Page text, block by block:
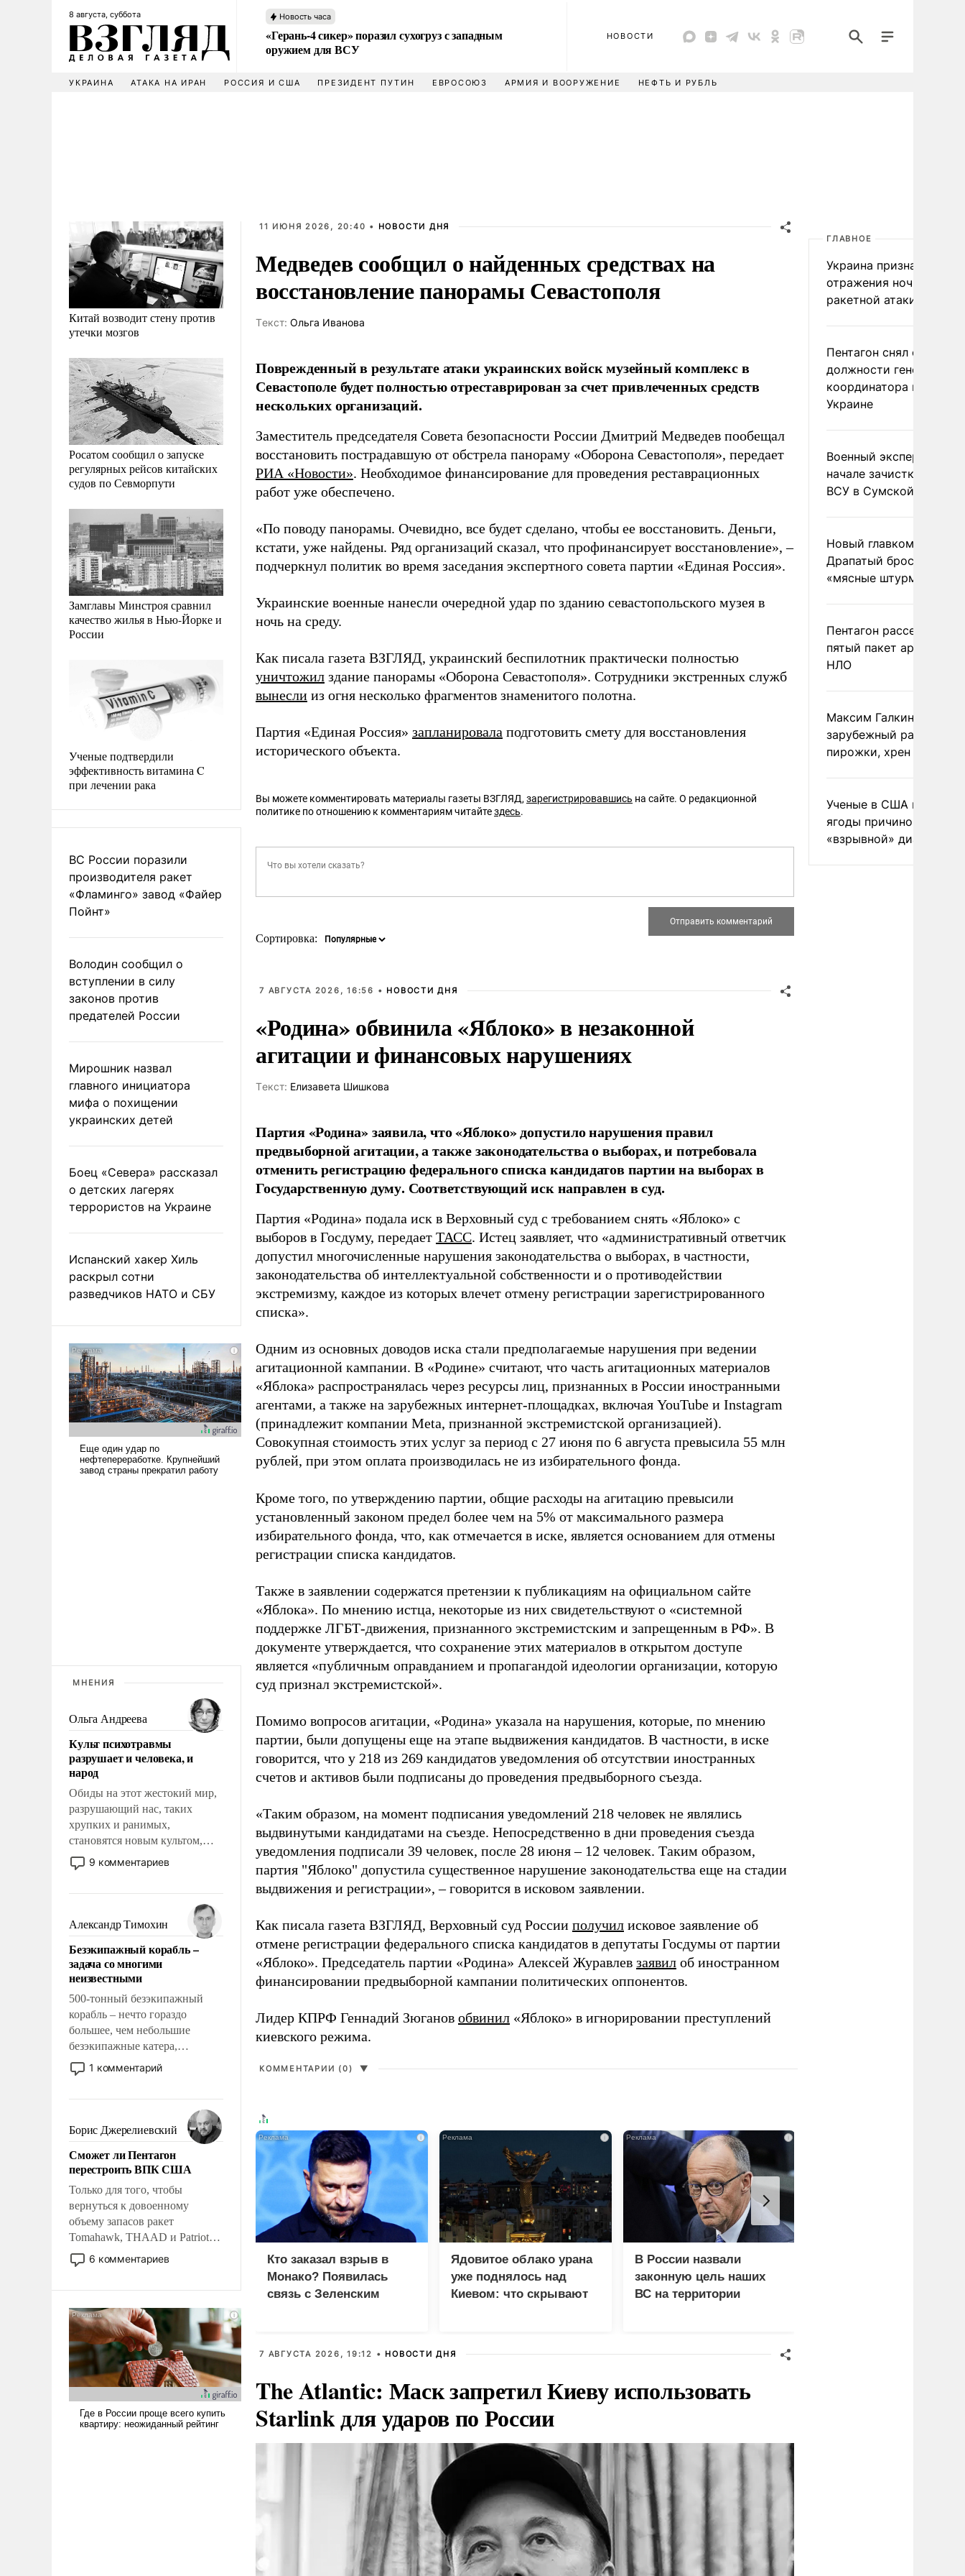
8 августа, суббота Новость часа
«Герань-4 сикер» поразил сухогруз с западным
оружием для ВСУ
НОВОСТИ
УКРАИНА АТАКА НА ИРАН РОССИЯ И США ПРЕЗИДЕНТ ПУТИН ЕВРОСОЮЗ АРМИЯ И ВООРУЖЕНИЕ НЕФТЬ И РУБЛЬ
Китай возводит стену против
утечки мозгов
Росатом сообщил о запуске
регулярных рейсов китайских
судов по Севморпути
Замглавы Минстроя сравнил
качество жилья в Нью-Йорке и
России
Ученые подтвердили
эффективность витамина C
при лечении рака
ВС России поразили
производителя ракет
«Фламинго» завод «Файер
Пойнт»
Володин сообщил о
вступлении в силу
законов против
предателей России
Мирошник назвал
главного инициатора
мифа о похищении
украинских детей
Боец «Севера» рассказал
о детских лагерях
террористов на Украине
Испанский хакер Хиль
раскрыл сотни
разведчиков НАТО и СБУ
МНЕНИЯ
Ольга Андреева
Культ психотравмы
разрушает и человека, и
народ
Обиды на этот жестокий мир,
разрушающий нас, таких
хрупких и ранимых,
становятся новым культом,
постепенно вытесняя и
отменяя традиционное
мужественным и твердым под
ударами судьбы, брать на себя
ответственность, помогать
слабым, идти вперед и
адаптироваться.
9 комментариев
Александр Тимохин
Безэкипажный корабль –
задача со многими
неизвестными
500-тонный безэкипажный
корабль – нечто гораздо
большее, чем небольшие
безэкипажные катера,
применение которых уже
стало обыденностью. Задача по
сложна и амбициозна. Однако
и ее реализация радикально
поднимет наши боевые
возможности.
1 комментарий
Борис Джерелиевский
Сможет ли Пентагон
перестроить ВПК США
Только для того, чтобы
вернуться к довоенному
объему запасов ракет
Tomahawk, THAAD и Patriot
США потребуется более трех
лет. Даже небольшая война с
Сложившаяся ситуация
означает многолетний период
уязвимости США, например,
перед Китаем.
6 комментариев
11 ИЮНЯ 2026, 20:40 • НОВОСТИ ДНЯ
Медведев сообщил о найденных средствах на
восстановление панорамы Севастополя
Tекст: Ольга Иванова
Поврежденный в результате атаки украинских войск музейный комплекс в
Севастополе будет полностью отреставрирован за счет привлеченных средств
нескольких организаций.
Заместитель председателя Совета безопасности России Дмитрий Медведев пообещал
восстановить пострадавшую от обстрела панораму «Оборона Севастополя», передает
РИА «Новости». Необходимое финансирование для проведения реставрационных
работ уже обеспечено.
«По поводу панорамы. Очевидно, все будет сделано, чтобы ее восстановить. Деньги,
кстати, уже найдены. Ряд организаций сказал, что профинансирует восстановление», –
подчеркнул политик во время заседания экспертного совета партии «Единая Россия».
Украинские военные нанесли очередной удар по зданию севастопольского музея в
ночь на среду.
Как писала газета ВЗГЛЯД, украинский беспилотник практически полностью
уничтожил здание панорамы «Оборона Севастополя». Сотрудники экстренных служб
вынесли из огня несколько фрагментов знаменитого полотна.
Партия «Единая Россия» запланировала подготовить смету для восстановления
исторического объекта.
Вы можете комментировать материалы газеты ВЗГЛЯД, зарегистрировавшись на сайте. О редакционной
политике по отношению к комментариям читайтездесь.
Сортировка:
7 АВГУСТА 2026, 16:56 • НОВОСТИ ДНЯ
«Родина» обвинила «Яблоко» в незаконной
агитации и финансовых нарушениях
Tекст: Елизавета Шишкова
Партия «Родина» заявила, что «Яблоко» допустило нарушения правил
предвыборной агитации, а также законодательства о выборах, и потребовала
отменить регистрацию федерального списка кандидатов партии на выборах в
Государственную думу. Соответствующий иск направлен в суд.
Партия «Родина» подала иск в Верховный суд с требованием снять «Яблоко» с
выборов в Госдуму, передает ТАСС. Истец заявляет, что «административный ответчик
допустил многочисленные нарушения законодательства о выборах, в частности,
законодательства об интеллектуальной собственности и о противодействии
экстремизму, каждое из которых влечет отмену регистрации зарегистрированного
списка».
Одним из основных доводов иска стали предполагаемые нарушения при ведении
агитационной кампании. В «Родине» считают, что часть агитационных материалов
«Яблока» распространялась через ресурсы лиц, признанных в России иностранными
агентами, а также на зарубежных интернет-площадках, включая YouTube и Instagram
(принадлежит компании Meta, признанной экстремистской организацией).
Совокупная стоимость этих услуг за период с 27 июня по 6 августа превысила 55 млн
рублей, при этом оплата производилась не из избирательного фонда.
Кроме того, по утверждению партии, общие расходы на агитацию превысили
установленный законом предел более чем на 5% от максимального размера
избирательного фонда, что, как отмечается в иске, является основанием для отмены
регистрации списка кандидатов.
Также в заявлении содержатся претензии к публикациям на официальном сайте
«Яблока». По мнению истца, некоторые из них свидетельствуют о «системной
поддержке ЛГБТ-движения, признанного экстремистским и запрещенным в РФ». В
документе утверждается, что сохранение этих материалов в открытом доступе
является «публичным оправданием и пропагандой идеологии организации, которую
суд признал экстремистской».
Помимо вопросов агитации, «Родина» указала на нарушения, которые, по мнению
партии, были допущены еще на этапе выдвижения кандидатов. В частности, в иске
говорится, что у 218 из 269 кандидатов уведомления об отсутствии иностранных
счетов и активов были подписаны до проведения предвыборного съезда.
«Таким образом, на момент подписания уведомлений 218 человек не являлись
выдвинутыми кандидатами на съезде. Непосредственно в дни проведения съезда
уведомления подписали 39 человек, после 28 июня – 12 человек. Таким образом,
партия "Яблоко" допустила существенное нарушение законодательства еще на стадии
выдвижения и регистрации», – говорится в исковом заявлении.
Как писала газета ВЗГЛЯД, Верховный суд России получил исковое заявление об
отмене регистрации федерального списка кандидатов в депутаты Госдумы от партии
«Яблоко». Председатель партии «Родина» Алексей Журавлев заявил об иностранном
финансировании предвыборной кампании политических оппонентов.
Лидер КПРФ Геннадий Зюганов обвинил «Яблоко» в игнорировании преступлений
киевского режима.
КОММЕНТАРИИ (0) ▼
i
Кто заказал взрыв в
Монако? Появилась
связь с Зеленским
i
Ядовитое облако урана
уже поднялось над
Киевом: что скрывают
i
В России назвали
законную цель наших
ВС на территории
7 АВГУСТА 2026, 19:12 • НОВОСТИ ДНЯ
The Atlantic: Маск запретил Киеву использовать
Starlink для ударов по России
ГЛАВНОЕ
Украина признала
отражения ночной
ракетной атаки
Пентагон снял с
должности генерала-
координатора помощи
Украине
Военный эксперт
начале зачистки
ВСУ в Сумской области
Новый главком ВСУ
Драпатый бросил
«мясные штурмы»
Пентагон рассекретил
пятый пакет архивов с
НЛО
Максим Галкин
зарубежный райдер
пирожки, хрен и морс
Ученые в США назвали
ягоды причиной
«взрывной» диареи